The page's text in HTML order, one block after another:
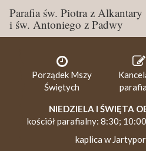
Parafia św. Piotra z Alkantary
i św. Antoniego z Padwy
Porządek Mszy
Świętych
NIEDZIELA I ŚWIĘTA
kościół parafialny: 8:30;
kaplica w